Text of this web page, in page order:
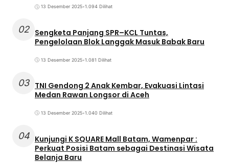
13 Desember 2025•1.094 Dilihat
02 Sengketa Panjang SPR–KCL Tuntas,
Pengelolaan Blok Langgak Masuk Babak Baru
13 Desember 2025•1.081 Dilihat
03 TNI Gendong 2 Anak Kembar, Evakuasi Lintasi
Medan Rawan Longsor di Aceh
13 Desember 2025•1.040 Dilihat
04 Kunjungi K SQUARE Mall Batam, Wamenpar :
Perkuat Posisi Batam sebagai Destinasi Wisata
Belanja Baru